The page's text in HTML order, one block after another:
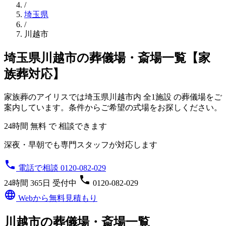
/
埼玉県
/
川越市
埼玉県川越市の葬儀場・斎場一覧【家
族葬対応】
家族葬のアイリスでは埼玉県川越市内 全1施設 の葬儀場をご
案内しています。条件からご希望の式場をお探しください。
24時間 無料 で 相談できます
深夜・早朝でも専門スタッフが対応します
phone 電話で相談 0120-082-029
24時間 365日 受付中 phone 0120-082-029
language Webから無料見積もり
川越市の葬儀場・斎場一覧